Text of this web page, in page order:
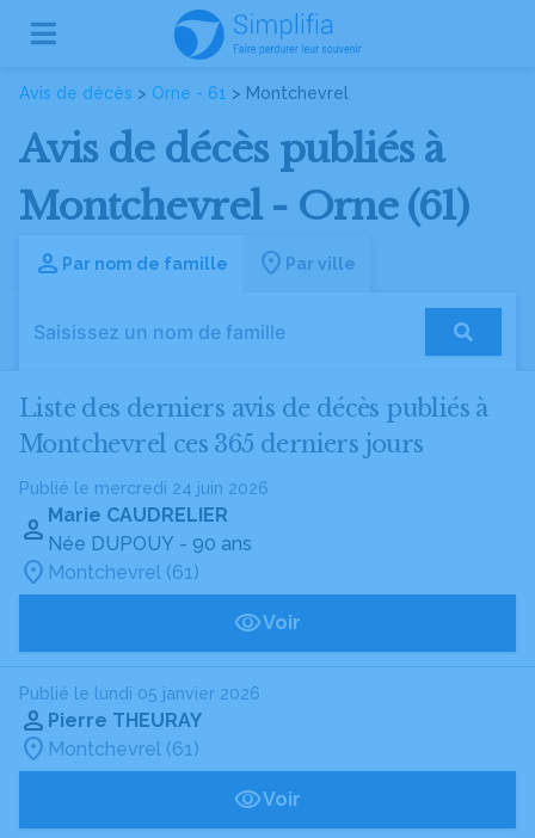
Avis de décès > Orne - 61 > Montchevrel
Avis de décès publiés à
Montchevrel - Orne (61)
Par nom de famille Par ville
Liste des derniers avis de décès publiés à
Montchevrel ces 365 derniers jours
Publié le mercredi 24 juin 2026
Marie CAUDRELIER
Née DUPOUY - 90 ans
Montchevrel (61)
Voir
Publié le lundi 05 janvier 2026
Pierre THEURAY
Montchevrel (61)
Voir